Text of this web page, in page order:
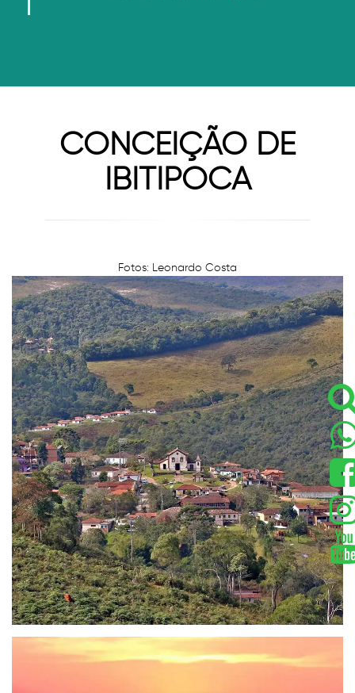
CONCEIÇÃO DE
IBITIPOCA
Fotos: Leonardo Costa